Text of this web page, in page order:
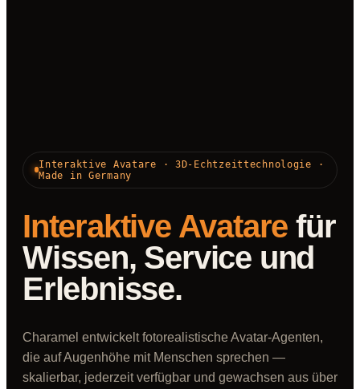
Interaktive Avatare · 3D-Echtzeittechnologie ·
Made in Germany
Interaktive Avatare für
Wissen, Service und
Erlebnisse.
Charamel entwickelt fotorealistische Avatar-Agenten,
die auf Augenhöhe mit Menschen sprechen —
skalierbar, jederzeit verfügbar und gewachsen aus über